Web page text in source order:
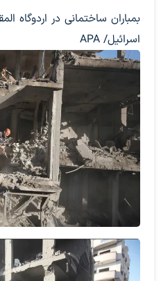
بمباران ساختمانی در اردوگاه
اسرائیل/ APA